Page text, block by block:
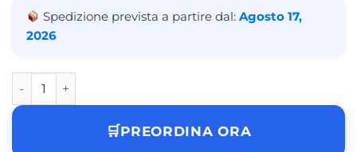
Spedizione prevista a partire dal:Agosto 17,
2026
Funko Pop Alice with Paint DISNEY N° 1769 quantità
PREORDINA ORA